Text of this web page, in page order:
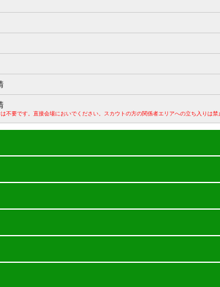
不要です。直接会場においでください。スカウトの方の関係者エリアへの立ち入りは禁